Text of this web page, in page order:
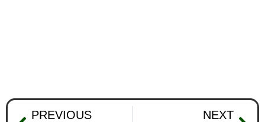
PREVIOUS NEXT